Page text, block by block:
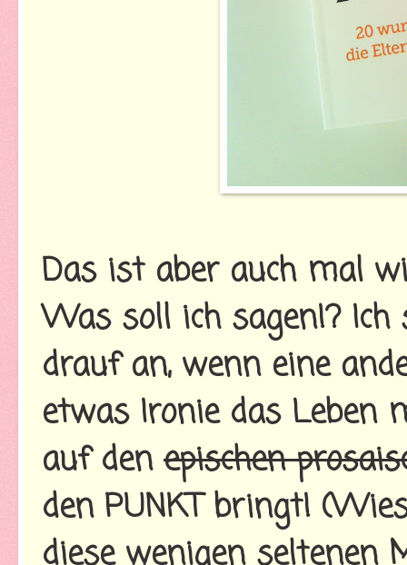
Das ist aber auch mal
Was soll ich sagen!?
drauf an, wenn eine
etwas Ironie das Leben
auf den epischen
den PUNKT bringt!